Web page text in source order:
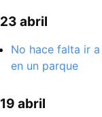
23 abril
No hace falta ir
en un parque
19 abril